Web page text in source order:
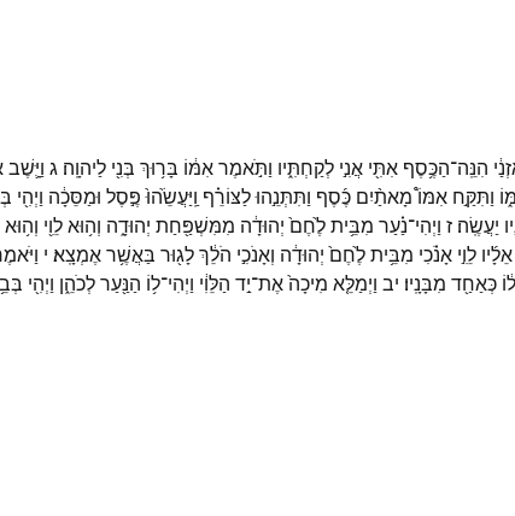
הִנֵּֽה־הַכֶּ֥סֶף אִתִּ֖י אֲנִ֣י לְקַחְתִּ֑יו וַתֹּ֣אמֶראִמּ֔וֹ בָּר֥וּךְ בְּנִ֖י לַיהוָֽה׃ ג וַיָּ֛שֶׁב
וַתִּקַּ֣ח אִמּוֹ֩ מָאתַ֨יִם כֶּ֜סֶף וַתִּתְּנֵ֣הוּלַצּוֹרֵ֗ף וַֽיַּעֲשֵׂ֙הוּ֙ פֶּ֣סֶל וּמַסֵּכָ֔ה וַיְהִ֖י
יַעֲשֶֽׂה׃ ז וַיְהִי־נַ֗עַר מִבֵּ֥יתלֶ֙חֶם֙ יְהוּדָ֔ה מִמִּשְׁפַּ֖חַת יְהוּדָ֑ה וְה֥וּאלֵוִ֖י וְה֥וּא
אֵלָ֜יו לֵוִ֣י אָנֹ֗כִי מִבֵּ֥יתלֶ֙חֶם֙ יְהוּדָ֔ה וְאָנֹכִ֣י הֹלֵ֔ךְלָג֖וּר בַּאֲשֶׁ֥ראֶמְצָֽא׃ י
ל֔וֹ כְּאַחַ֖ד מִבָּנָֽיו׃ יב וַיְמַלֵּ֤א מִיכָה֙אֶת־יַ֣ד הַלֵּוִ֔י וַיְהִי־ל֥וֹ הַנַּ֖עַרלְכֹהֵ֑ן וַיְהִ֖י